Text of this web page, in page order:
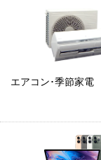
エアコン･季節家電